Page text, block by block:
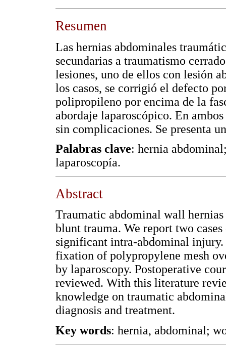
Resumen
Las hernias abdominales
secundarias a traumatismo
lesiones, uno de ellos con lesión
los casos, se corrigió el defecto
polipropileno por encima de la
abordaje laparoscópico. En
sin complicaciones. Se presenta
Palabras clave: hernia
laparoscopía.
Abstract
Traumatic abdominal wall
blunt trauma. We report two
significant intra-abdominal injury.
fixation of polypropylene mesh
by laparoscopy. Postoperative
reviewed. With this literature
knowledge on traumatic
diagnosis and treatment.
Key words: hernia, abdominal;